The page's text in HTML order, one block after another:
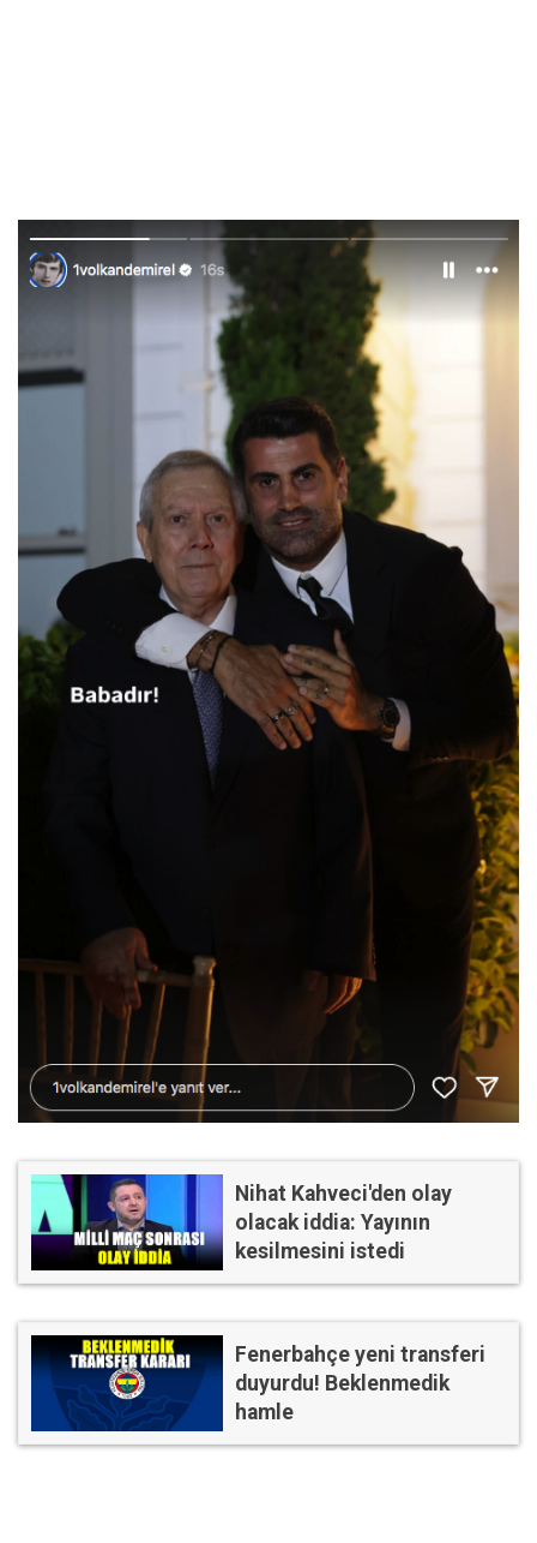
Nihat Kahveci'den olay
olacak iddia: Yayının
kesilmesini istedi
Fenerbahçe yeni transferi
duyurdu! Beklenmedik
hamle